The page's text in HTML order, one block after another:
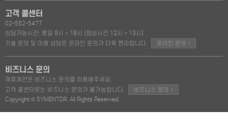
고객 콜센터
02-552-5477
상담가능시간: 평일 9시 ~ 18시 (점심시간 12시 ~ 13시)
기술 문의 및 이용 상담은 온라인 문의가 더욱 편리합니다.
온라인 문의 >
비즈니스 문의
제휴제안은 비즈니스 문의를 이용해주세요.
고객 콜센터로는 비즈니스 문의가 불가능합니다.
비즈니스 문의 >
Copyright © SYMENTOR. All Rights Reserved.